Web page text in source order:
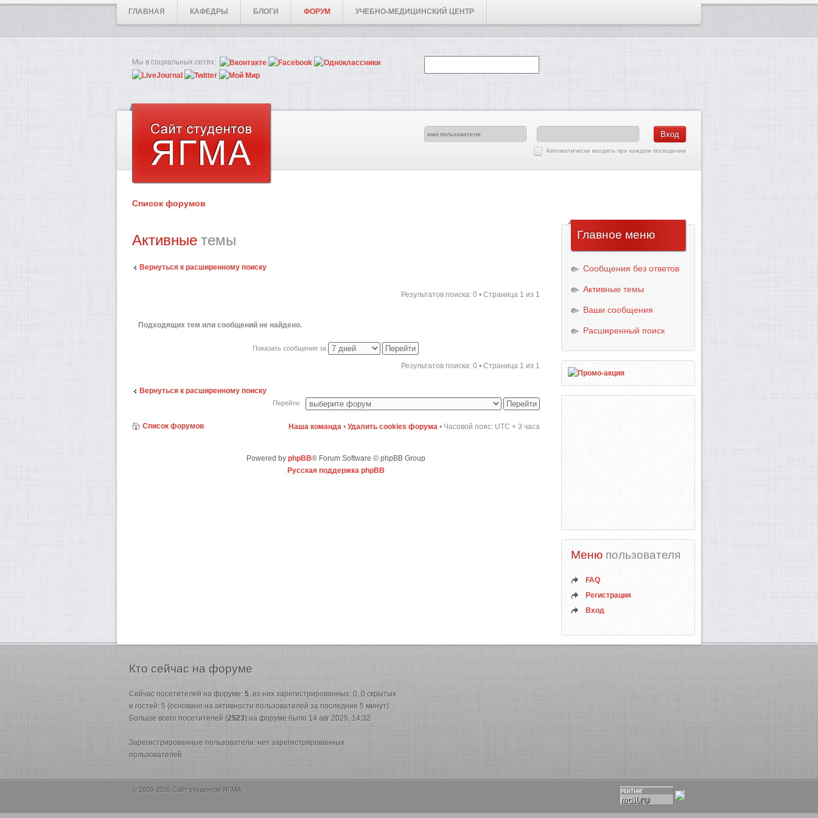
ГЛАВНАЯ КАФЕДРЫ БЛОГИ ФОРУМ УЧЕБНО-МЕДИЦИНСКИЙ ЦЕНТР
Мы в социальных сетях:
Автоматически входить при каждом посещении
Список форумов
Активные темы
Вернуться к расширенному поиску
Результатов поиска: 0 • Страница 1 из 1
Подходящих тем или сообщений не найдено.
Показать сообщения за
Результатов поиска: 0 • Страница 1 из 1
Вернуться к расширенному поиску
Перейти:
Список форумов Наша команда • Удалить cookies форума • Часовой пояс: UTC + 3 часа
Powered by phpBB® Forum Software © phpBB Group
Русская поддержка phpBB
Главное меню
Сообщения без ответов
Активные темы
Ваши сообщения
Расширенный поиск
Меню пользователя
FAQ
Регистрация
Вход
Кто сейчас на форуме
Сейчас посетителей на форуме: 5 , из них зарегистрированных: 0, 0 скрытых
и гостей: 5 (основано на активности пользователей за последние 5 минут)
Больше всего посетителей (2523) на форуме было 14 авг 2025, 14:32
Зарегистрированные пользователи: нет зарегистрированных
пользователей
© 2003-2026 Сайт студентов ЯГМА